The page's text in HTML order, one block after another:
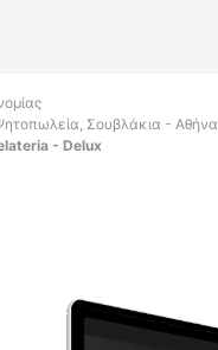
Σουβλάκια - Αθήνα
- Delux